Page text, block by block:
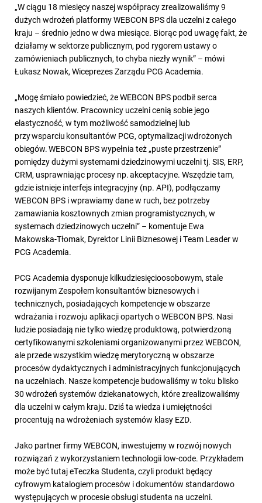
„W ciągu 18 miesięcy naszej współpracy zrealizowaliśmy 9
dużych wdrożeń platformy WEBCON BPS dla uczelni z całego
kraju – średnio jedno w dwa miesiące. Biorąc pod uwagę fakt, że
działamy w sektorze publicznym, pod rygorem ustawy o
zamówieniach publicznych, to chyba niezły wynik” – mówi
Łukasz Nowak, Wiceprezes Zarządu PCG Academia.
„Mogę śmiało powiedzieć, że WEBCON BPS podbił serca
naszych klientów. Pracownicy uczelni cenią sobie jego
elastyczność, w tym możliwość samodzielnej lub
przy wsparciu konsultantów PCG, optymalizacji wdrożonych
obiegów. WEBCON BPS wypełnia też „puste przestrzenie”
pomiędzy dużymi systemami dziedzinowymi uczelni tj. SIS, ERP,
CRM, usprawniając procesy np. akceptacyjne. Wszędzie tam,
gdzie istnieje interfejs integracyjny (np. API), podłączamy
WEBCON BPS i wprawiamy dane w ruch, bez potrzeby
zamawiania kosztownych zmian programistycznych, w
systemach dziedzinowych uczelni” – komentuje Ewa
Makowska-Tłomak, Dyrektor Linii Biznesowej i Team Leader w
PCG Academia.
PCG Academia dysponuje kilkudziesięcioosobowym, stale
rozwijanym Zespołem konsultantów biznesowych i
technicznych, posiadających kompetencje w obszarze
wdrażania i rozwoju aplikacji opartych o WEBCON BPS. Nasi
ludzie posiadają nie tylko wiedzę produktową, potwierdzoną
certyfikowanymi szkoleniami organizowanymi przez WEBCON,
ale przede wszystkim wiedzę merytoryczną w obszarze
procesów dydaktycznych i administracyjnych funkcjonujących
na uczelniach. Nasze kompetencje budowaliśmy w toku blisko
30 wdrożeń systemów dziekanatowych, które zrealizowaliśmy
dla uczelni w całym kraju. Dziś ta wiedza i umiejętności
procentują na wdrożeniach systemów klasy EZD.
Jako partner firmy WEBCON, inwestujemy w rozwój nowych
rozwiązań z wykorzystaniem technologii low-code. Przykładem
może być tutaj eTeczka Studenta, czyli produkt będący
cyfrowym katalogiem procesów i dokumentów standardowo
występujących w procesie obsługi studenta na uczelni.